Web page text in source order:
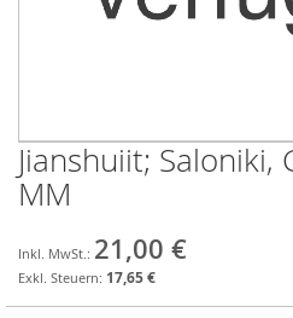
Zum
Anfang
der
springen
Jianshuiit; Saloniki,
MM
21,00 €
17,65 €